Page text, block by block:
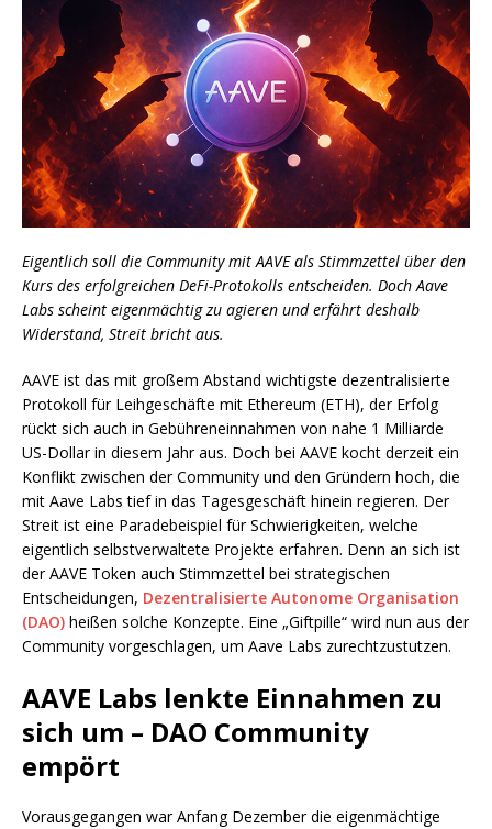
Eigentlich soll die Community mit AAVE als Stimmzettel über den
Kurs des erfolgreichen DeFi-Protokolls entscheiden. Doch Aave
Labs scheint eigenmächtig zu agieren und erfährt deshalb
Widerstand, Streit bricht aus.
AAVE ist das mit großem Abstand wichtigste dezentralisierte
Protokoll für Leihgeschäfte mit Ethereum (ETH), der Erfolg
rückt sich auch in Gebühreneinnahmen von nahe 1 Milliarde
US-Dollar in diesem Jahr aus. Doch bei AAVE kocht derzeit ein
Konflikt zwischen der Community und den Gründern hoch, die
mit Aave Labs tief in das Tagesgeschäft hinein regieren. Der
Streit ist eine Paradebeispiel für Schwierigkeiten, welche
eigentlich selbstverwaltete Projekte erfahren. Denn an sich ist
der AAVE Token auch Stimmzettel bei strategischen
Entscheidungen, Dezentralisierte Autonome Organisation
(DAO) heißen solche Konzepte. Eine „Giftpille“ wird nun aus der
Community vorgeschlagen, um Aave Labs zurechtzustutzen.
AAVE Labs lenkte Einnahmen zu
sich um – DAO Community
empört
Vorausgegangen war Anfang Dezember die eigenmächtige